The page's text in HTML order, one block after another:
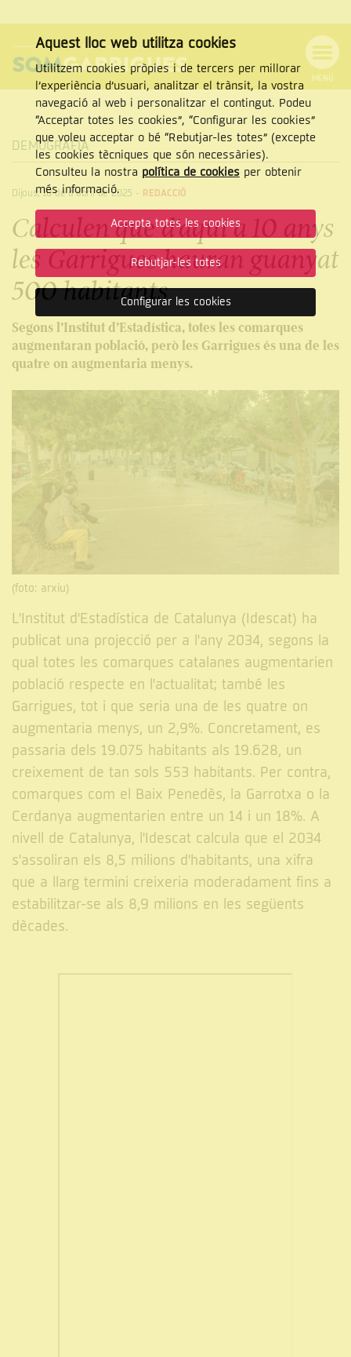
NAVEGACIÓ
MENÚ
Cercar
CERCAR
DEMOGRAFIA
Dijous, 10 de d’abril de 2025 - REDACCIÓ
Calculen que d’aquí a 10 anys
les Garrigues hauran guanyat
500 habitants
Segons l’Institut d’Estadística, totes les comarques
augmentaran població, però les Garrigues és una de les
quatre on augmentaria menys.
(foto: arxiu)
L'Institut d'Estadística de Catalunya (Idescat) ha
publicat una projecció per a l'any 2034, segons la
qual totes les comarques catalanes augmentarien
població respecte en l'actualitat; també les
Garrigues, tot i que seria una de les quatre on
augmentaria menys, un 2,9%. Concretament, es
passaria dels 19.075 habitants als 19.628, un
creixement de tan sols 553 habitants. Per contra,
comarques com el Baix Penedès, la Garrotxa o la
Cerdanya augmentarien entre un 14 i un 18%. A
nivell de Catalunya, l'Idescat calcula que el 2034
s'assoliran els 8,5 milions d'habitants, una xifra
que a llarg termini creixeria moderadament fins a
estabilitzar-se als 8,9 milions en les següents
dècades.
Aquest lloc web utilitza cookies
Utilitzem cookies pròpies i de tercers per millorar
l’experiència d’usuari, analitzar el trànsit, la vostra
navegació al web i personalitzar el contingut. Podeu
“Acceptar totes les cookies”, “Configurar les cookies”
que voleu acceptar o bé “Rebutjar-les totes” (excepte
les cookies tècniques que són necessàries).
Consulteu la nostra política de cookiesper obtenir
més informació.
Accepta totes les cookies
Rebutjar-les totes
Configurar les cookies